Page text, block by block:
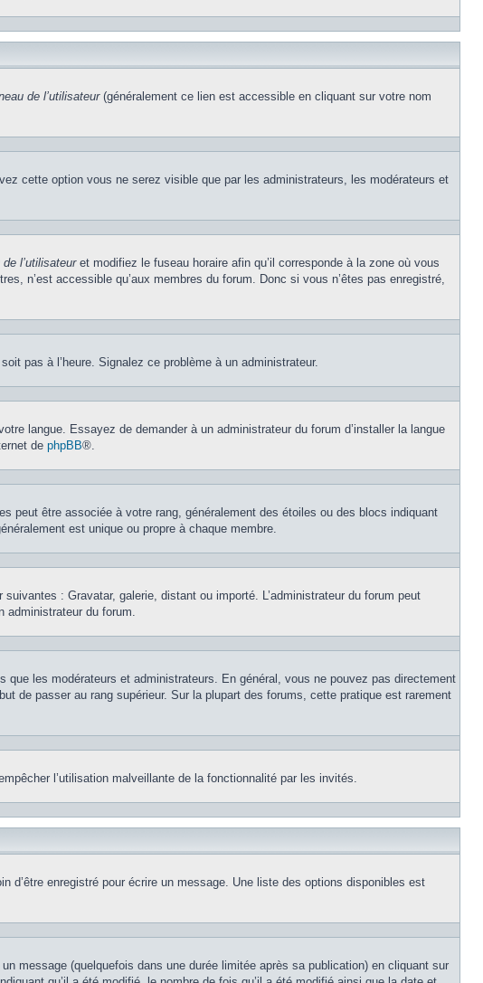
de l’utilisateur(généralement ce lien est accessible en cliquant sur votre nom
cette option vous ne serez visible que par les administrateurs, les modérateurs et
l’utilisateuret modifiez le fuseau horaire afin qu’il corresponde à la zone où vous
n’est accessible qu’aux membres du forum. Donc si vous n’êtes pas enregistré,
pas à l’heure. Signalez ce problème à un administrateur.
langue. Essayez de demander à un administrateur du forum d’installer la langue
de phpBB®.
peut être associée à votre rang, généralement des étoiles ou des blocs indiquant
est unique ou propre à chaque membre.
: Gravatar, galerie, distant ou importé. L’administrateur du forum peut
administrateur du forum.
les modérateurs et administrateurs. En général, vous ne pouvez pas directement
de passer au rang supérieur. Sur la plupart des forums, cette pratique est rarement
l’utilisation malveillante de la fonctionnalité par les invités.
d’être enregistré pour écrire un message. Une liste des options disponibles est
message (quelquefois dans une durée limitée après sa publication) en cliquant sur